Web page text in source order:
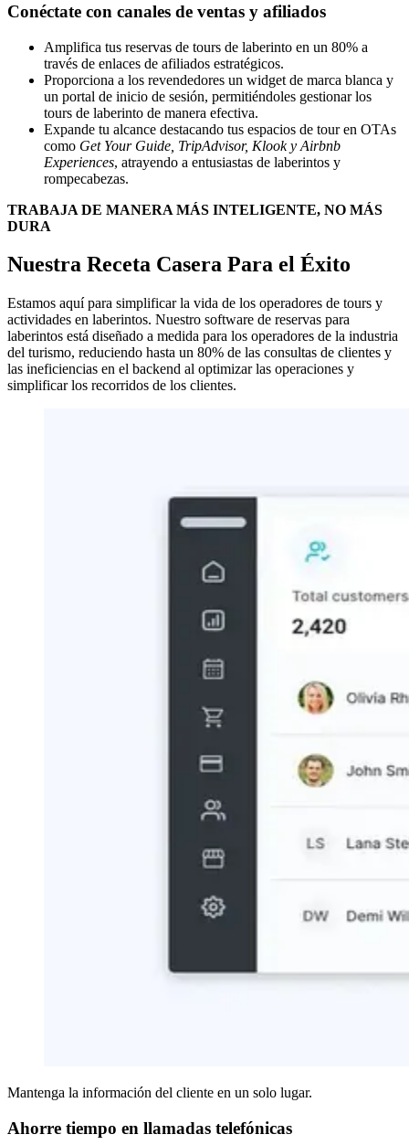
Conéctate con canales de ventas y afiliados
Amplifica tus reservas de tours de laberinto en un 80% a
través de enlaces de afiliados estratégicos.
Proporciona a los revendedores un widget de marca blanca y
un portal de inicio de sesión, permitiéndoles gestionar los
tours de laberinto de manera efectiva.
Expande tu alcance destacando tus espacios de tour en OTAs
como Get Your Guide, TripAdvisor, Klook y Airbnb
Experiences, atrayendo a entusiastas de laberintos y
rompecabezas.
TRABAJA DE MANERA MÁS INTELIGENTE, NO MÁS
DURA
Nuestra Receta Casera Para el Éxito
Estamos aquí para simplificar la vida de los operadores de tours y
actividades en laberintos. Nuestro software de reservas para
laberintos está diseñado a medida para los operadores de la industria
del turismo, reduciendo hasta un 80% de las consultas de clientes y
las ineficiencias en el backend al optimizar las operaciones y
simplificar los recorridos de los clientes.
Mantenga la información del cliente en un solo lugar.
Ahorre tiempo en llamadas telefónicas